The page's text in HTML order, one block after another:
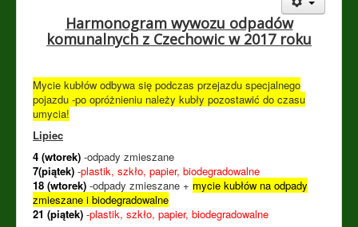
Harmonogram wywozu odpadów
komunalnych z Czechowic w 2017 roku
Mycie kubłów odbywa się podczas przejazdu specjalnego
pojazdu -po opróżnieniu należy kubły pozostawić do czasu
umycia!
Lipiec
4 (wtorek) -odpady zmieszane
7(piątek) -plastik, szkło, papier, biodegradowalne
18 (wtorek) -odpady zmieszane + mycie kubłów na odpady
zmieszane i biodegradowalne
21 (piątek) -plastik, szkło, papier, biodegradowalne